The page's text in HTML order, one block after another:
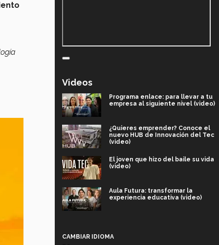
Videos
Programa enlace: para llevar a tu
empresa al siguiente nivel (video)
¿Quieres emprender? Conoce el
nuevo HUB de Innovación del Tec
(video)
El joven que hizo del baile su vida
(video)
Aula Futura: transformar la
experiencia educativa (video)
CAMBIAR IDIOMA